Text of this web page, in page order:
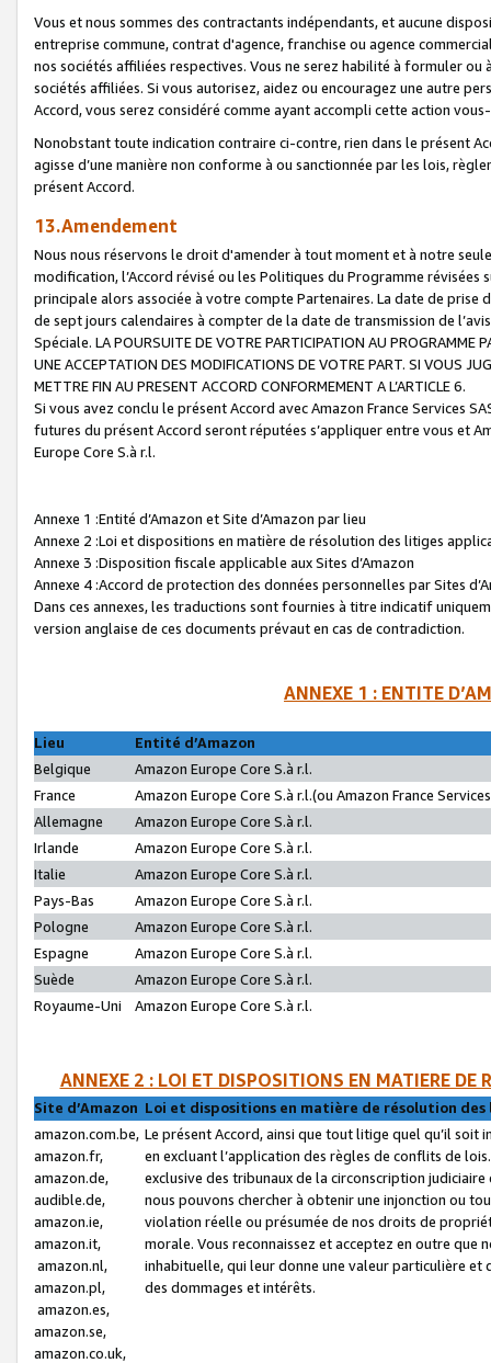
Vous et nous sommes des contractants indépendants, et aucune
entreprise commune, contrat d'agence, franchise ou agence
nos sociétés affiliées respectives. Vous ne serez habilité à formuler
sociétés affiliées. Si vous autorisez, aidez ou encouragez une autre
Accord, vous serez considéré comme ayant accompli cette action
Nonobstant toute indication contraire ci-contre, rien dans le présent
agisse d’une manière non conforme à ou sanctionnée par les lois,
présent Accord.
13.Amendement
Nous nous réservons le droit d'amender à tout moment et à notre
modification, l’Accord révisé ou les Politiques du Programme
principale alors associée à votre compte Partenaires. La date de
de sept jours calendaires à compter de la date de transmission de
Spéciale. LA POURSUITE DE VOTRE PARTICIPATION AU PROGRAMME
UNE ACCEPTATION DES MODIFICATIONS DE VOTRE PART. SI VOUS
METTRE FIN AU PRESENT ACCORD CONFORMEMENT A L’ARTICLE 6.
Si vous avez conclu le présent Accord avec Amazon France Services
futures du présent Accord seront réputées s’appliquer entre vous et
Europe Core S.à r.l.
Annexe 1 :Entité d’Amazon et Site d’Amazon par lieu
Annexe 2 :Loi et dispositions en matière de résolution des litiges
Annexe 3 :Disposition fiscale applicable aux Sites d’Amazon
Annexe 4 :Accord de protection des données personnelles par Sites
Dans ces annexes, les traductions sont fournies à titre indicatif
version anglaise de ces documents prévaut en cas de contradiction.
ANNEXE 1 : ENTITE
Lieu
Entité d’Amazon
Belgique
Amazon Europe Core S.à r.l.
France
Amazon Europe Core S.à r.l.(ou Amazon France
Allemagne
Amazon Europe Core S.à r.l.
Irlande
Amazon Europe Core S.à r.l.
Italie
Amazon Europe Core S.à r.l.
Pays-Bas
Amazon Europe Core S.à r.l.
Pologne
Amazon Europe Core S.à r.l.
Espagne
Amazon Europe Core S.à r.l.
Suède
Amazon Europe Core S.à r.l.
Royaume-Uni
Amazon Europe Core S.à r.l.
ANNEXE 2 : LOI ET DISPOSITIONS EN MATIERE DE
Site d’Amazon Loi et dispositions en matière de résolution
amazon.com.be,
amazon.fr,
amazon.de,
audible.de,
amazon.ie,
amazon.it,
amazon.nl,
amazon.pl,
amazon.es,
amazon.se,
amazon.co.uk,
Le présent Accord, ainsi que tout litige quel qu’il soit
en excluant l’application des règles de conflits de
exclusive des tribunaux de la circonscription
nous pouvons chercher à obtenir une injonction ou
violation réelle ou présumée de nos droits de
morale. Vous reconnaissez et acceptez en outre que
inhabituelle, qui leur donne une valeur particulière
des dommages et intérêts.